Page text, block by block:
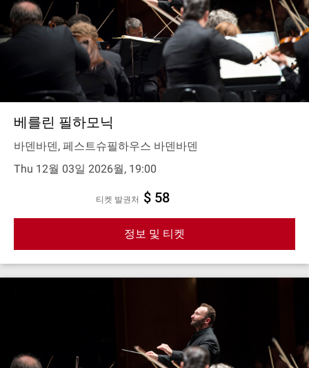
베를린 필하모닉
바덴바덴, 페스트슈필하우스 바덴바덴
Thu 12월 03일 2026월, 19:00
티켓 발권처 $ 58
정보 및 티켓